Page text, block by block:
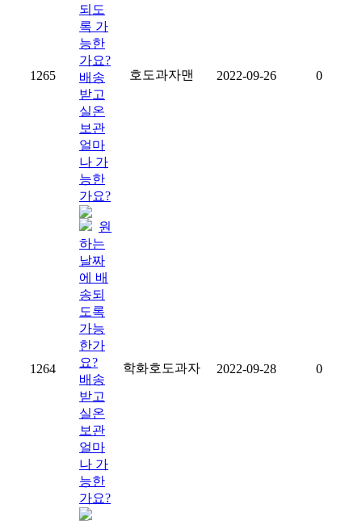
1265
되도
록 가
능한
가요?
배송
받고
실온
보관
얼마
나 가
능한
가요?
호도과자맨 2022-09-26 0
1264
원
하는
날짜
에 배
송되
도록
가능
한가
요?
배송
받고
실온
보관
얼마
나 가
능한
가요?
학화호도과자 2022-09-28 0